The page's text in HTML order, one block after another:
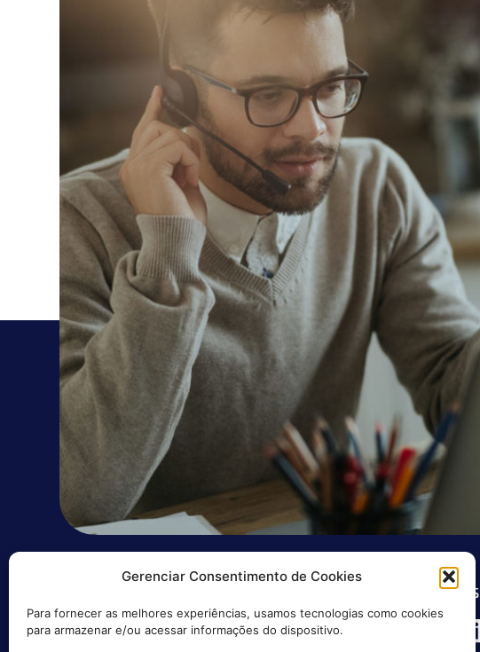
Gerenciar Consentimento de Cookies
Para fornecer as melhores experiências, usamos tecnologias como cookies
para armazenar e/ou acessar informações do dispositivo.
(81) 99973-8843
NOSSAS REDES